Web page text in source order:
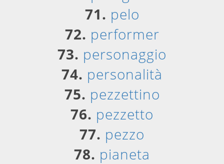
71. pelo
72. performer
73. personaggio
74. personalità
75. pezzettino
76. pezzetto
77. pezzo
78. pianeta